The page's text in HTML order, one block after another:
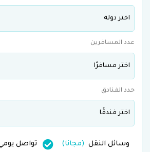
اختر دولة
عدد المسافرين
اختر مسافرًا
حدد الفنادق
اختر فندقًا
وسائل النقل (مجانا) تواصل